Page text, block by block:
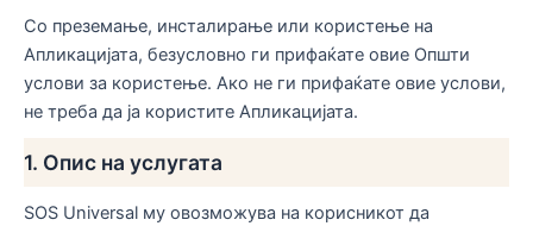
Со преземање, инсталирање или користење на
Апликацијата, безусловно ги прифаќате овие Општи
услови за користење. Ако не ги прифаќате овие услови,
не треба да ја користите Апликацијата.
1. Опис на услугата
SOS Universal му овозможува на корисникот да